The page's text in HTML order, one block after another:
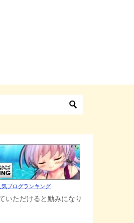
気ブログランキング
いただけると励みになり